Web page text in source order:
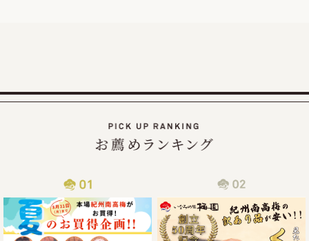
津波の影響で、物流がストップしてしまい、納期通りに商品
をお届けすることが現状困難となってしまっております。
2025/06/14
梅の大凶作にも負けず紀州南高梅の「夏のお買い得企画」開